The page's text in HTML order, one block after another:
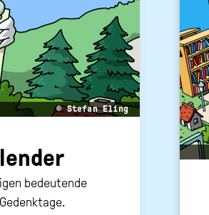
© Stefan Eling
bedeutende